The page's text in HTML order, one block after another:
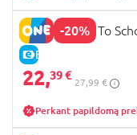
-20%
E-KAINA
BARBIE Back To
22,39 €
27,99 €
Perkant papildomą